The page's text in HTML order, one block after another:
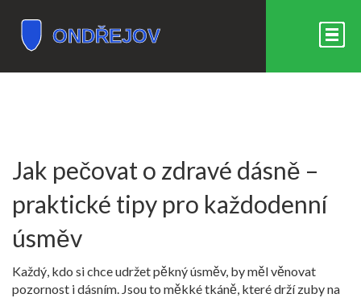
Jak pečovat o zdravé dásně –
praktické tipy pro každodenní
úsměv
Každý, kdo si chce udržet pěkný úsměv, by měl věnovat
pozornost i dásním. Jsou to měkké tkáně, které drží zuby na